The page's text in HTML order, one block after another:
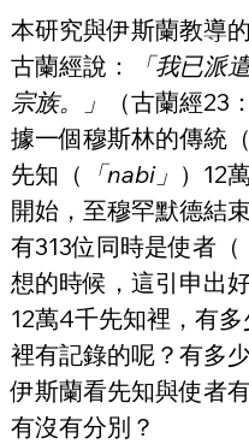
本研究與伊斯蘭教導
古蘭經說：
「我已派
宗族。」
（古蘭經23
據一個穆斯林的傳統（
先知（
「nabi」 ）12
開始，至穆罕默德結
有313位同時是使者（
想的時候，這引申出
12萬4千先知裡，有
裡有記錄的呢？有多
伊斯蘭看先知與使者
有沒有分別？